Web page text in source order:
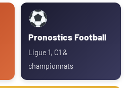
Pronostics Football
Ligue 1, C1 &
championnats